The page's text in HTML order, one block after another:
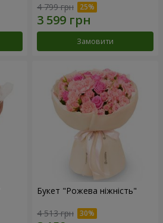
4 799 грн
Замовити
Букет "Рожева ніжність"
4 513 грн